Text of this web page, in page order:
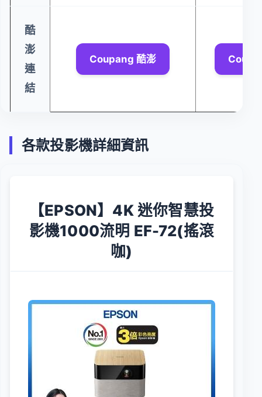
酷
澎
連
結
Coupang 酷澎
各款投影機詳細資訊
【EPSON】4K 迷你智慧投
影機1000流明 EF-72(搖滾
咖)